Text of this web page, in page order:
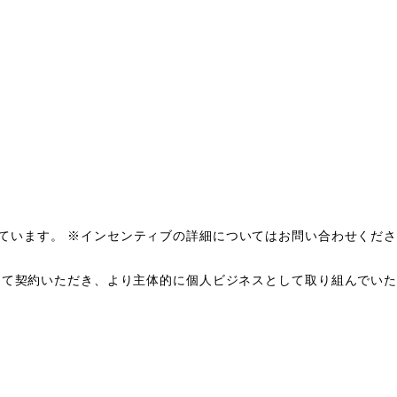
ます。 ※インセンティブの詳細についてはお問い合わせくださ
契約いただき、より主体的に個人ビジネスとして取り組んでいた